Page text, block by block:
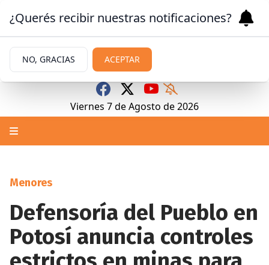
Viernes 7deAgosto de 2026
Menores
Defensoría del Pueblo en
Potosí anuncia controles
¿Querés recibir nuestras notificaciones?
NO, GRACIAS ACEPTAR